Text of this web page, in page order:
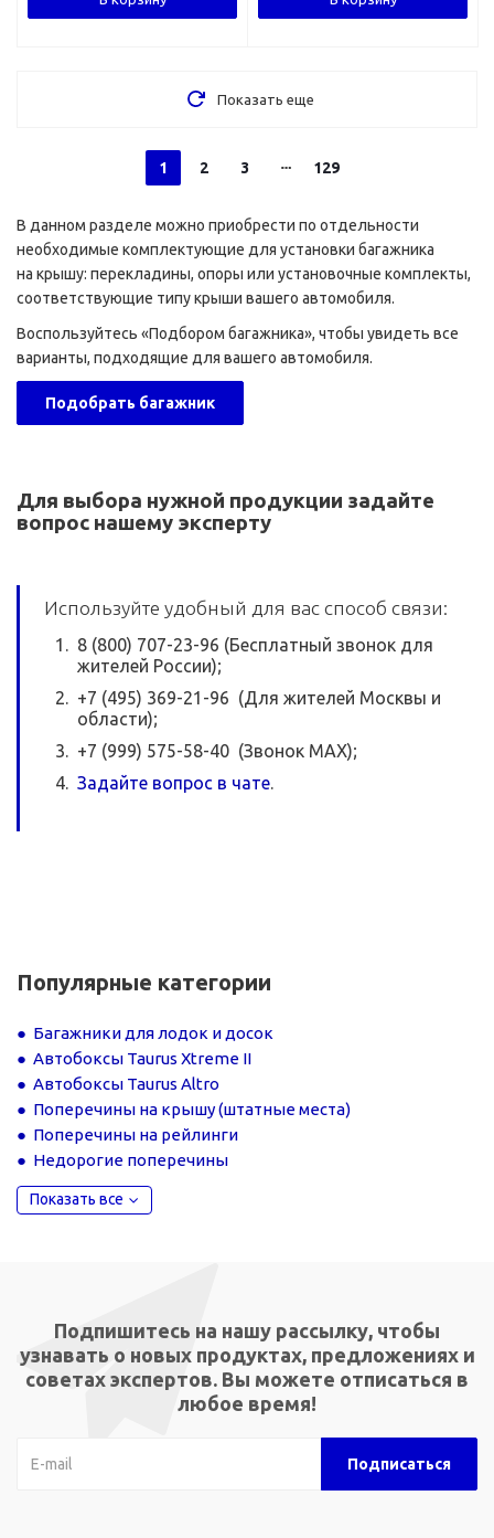
Показать еще
1 2 3 129
В данном разделе можно приобрести по отдельности
необходимые комплектующие для установки багажника
на крышу: перекладины, опоры или установочные комплекты,
соответствующие типу крыши вашего автомобиля.
Воспользуйтесь «Подбором багажника», чтобы увидеть все
варианты, подходящие для вашего автомобиля.
Подобрать багажник
Для выбора нужной продукции задайте
вопрос нашему эксперту
Используйте удобный для вас способ связи:
8 (800) 707-23-96 (Бесплатный звонок для
жителей России);
+7 (495) 369-21-96 (Для жителей Москвы и
области);
+7 (999) 575-58-40 (Звонок MAX);
Задайте вопрос в чате.
Популярные категории
Багажники для лодок и досок
Автобоксы Taurus Xtreme II
Автобоксы Taurus Altro
Поперечины на крышу (штатные места)
Поперечины на рейлинги
Недорогие поперечины
Показать все
Подпишитесь на нашу рассылку, чтобы
узнавать о новых продуктах, предложениях и
советах экспертов. Вы можете отписаться в
любое время!